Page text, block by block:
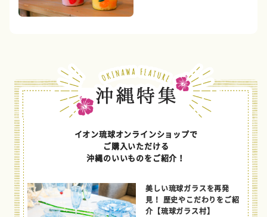
イオン琉球オンラインショップで
ご購入いただける
沖縄のいいものをご紹介！
美しい琉球ガラスを再発
見！ 歴史やこだわりをご紹
介【琉球ガラス村】